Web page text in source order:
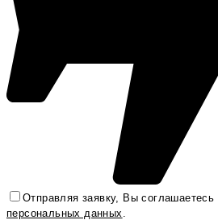
Отправляя заявку, Вы
персональных данных